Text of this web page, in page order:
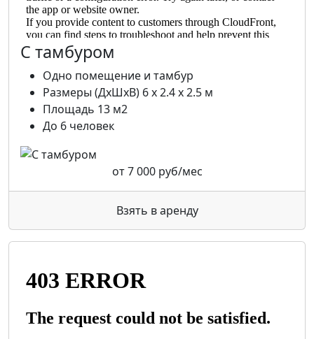
С тамбуром
Одно помещение и тамбур
Размеры (ДхШхВ) 6 х 2.4 х 2.5 м
Площадь 13 м2
До 6 человек
от7 000руб/мес
Взять в аренду